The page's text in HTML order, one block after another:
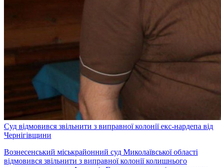
Суд відмовився звільнити з виправної колонії екс-нардепа від
Чернігівщини
Вознесенський міськрайонний суд Миколаївської області
відмовився звільнити з виправної колонії колишнього